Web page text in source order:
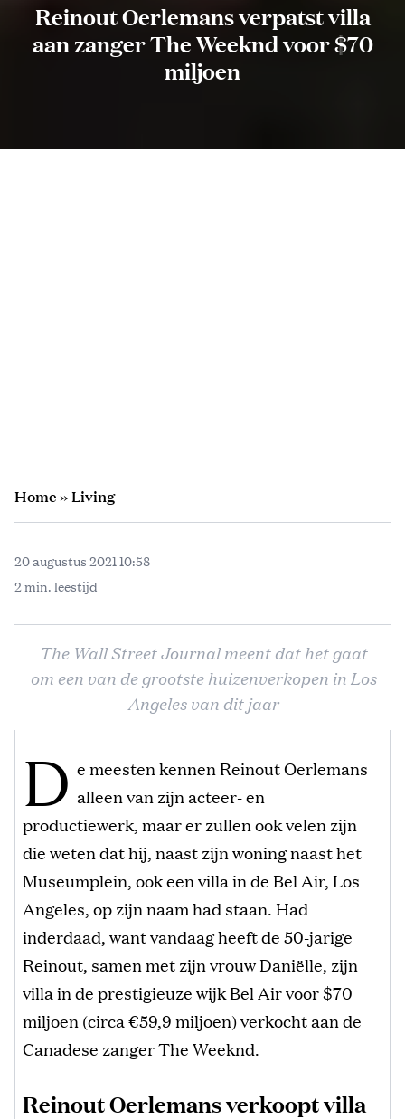
Reinout Oerlemans verpatst villa
aan zanger The Weeknd voor $70
miljoen
Home»Living
20 augustus 2021 10:58
2 min. leestijd
The Wall Street Journal meent dat het gaat
om een van de grootste huizenverkopen in Los
Angeles van dit jaar
D e meesten kennen Reinout Oerlemans
alleen van zijn acteer- en
productiewerk, maar er zullen ook velen zijn
die weten dat hij, naast zijn woning naast het
Museumplein, ook een villa in de Bel Air, Los
Angeles, op zijn naam had staan. Had
inderdaad, want vandaag heeft de 50-jarige
Reinout, samen met zijn vrouw Daniëlle, zijn
villa in de prestigieuze wijk Bel Air voor $70
miljoen (circa €59,9 miljoen) verkocht aan de
Canadese zanger The Weeknd.
Reinout Oerlemans verkoopt villa